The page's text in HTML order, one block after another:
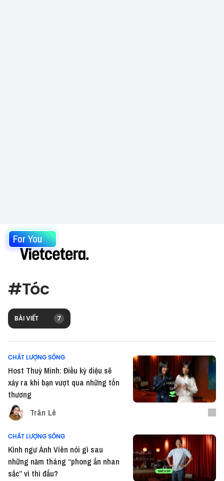
For You
#Tóc
BÀI VIẾT 7
CHẤT LƯỢNG SỐNG
Host Thuỳ Minh: Điều kỳ diệu sẽ
xảy ra khi bạn vượt qua những tổn
thương
Trân Lê
CHẤT LƯỢNG SỐNG
Kình ngư Ánh Viên nói gì sau
những năm tháng “phong ấn nhan
sắc” vì thi đấu?